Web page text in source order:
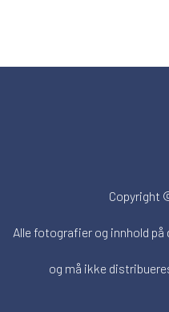
Copyright
Alle fotografier og innhold
og må ikke